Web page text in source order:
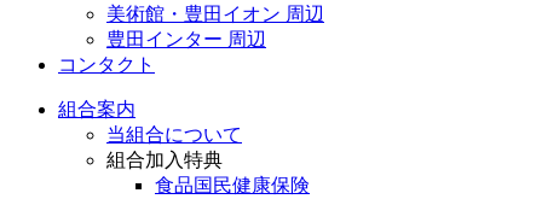
美術館・豊田イオン 周辺
豊田インター 周辺
コンタクト
組合案内
当組合について
組合加入特典
食品国民健康保険